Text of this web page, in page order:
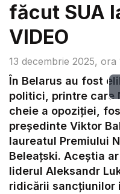
13 decembrie 2025, ora
făcut SUA
VIDEO
În Belarus au fost
politici, printre care
cheie a opoziției,
președinte Viktor
laureatul Premiului
Beleațski. Aceștia
liderul Aleksandr
ridicării sancțiunilor